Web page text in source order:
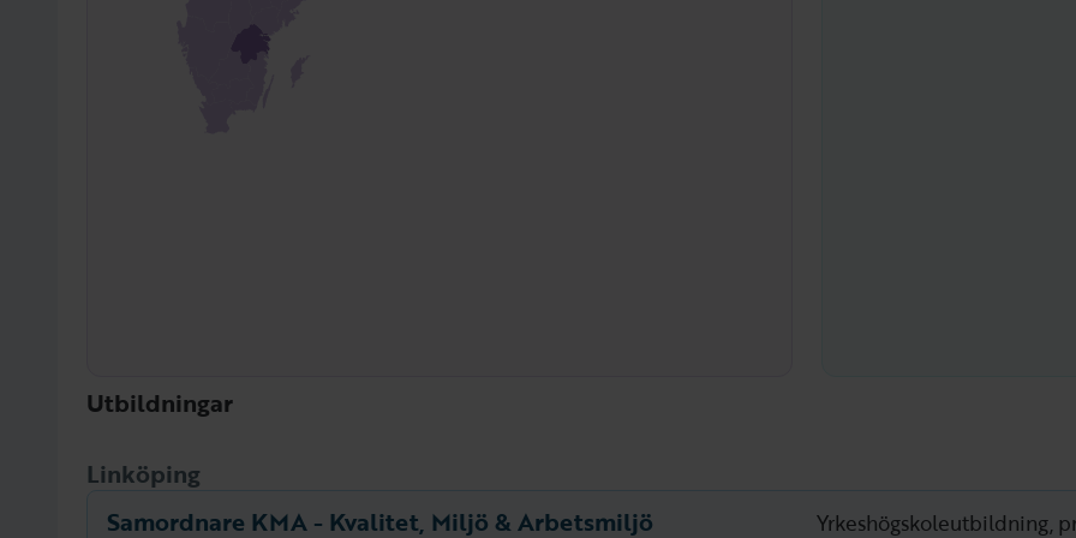
Utbildningar
Linköping
Samordnare KMA - Kvalitet, Miljö & Arbetsmiljö
Yrkeshögskoleutbildning,